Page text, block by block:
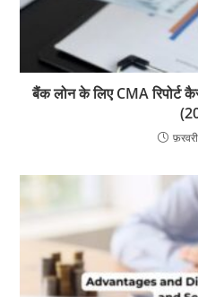
बैंक लोन के लिए CMA रिपोर्ट